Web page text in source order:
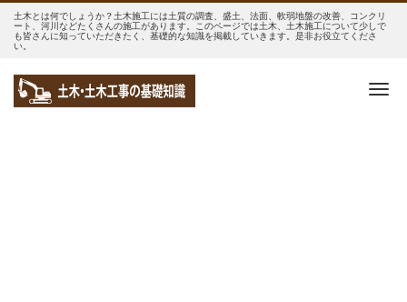
土木とは何でしょうか？土木施工には土質の調査、盛土、法面、軟弱地盤の改善、コンクリ
ート、河川などたくさんの施工があります。このページでは土木、土木施工について少しで
も皆さんに知っていただきたく、基礎的な知識を掲載していきます。是非お役立てくださ
い。